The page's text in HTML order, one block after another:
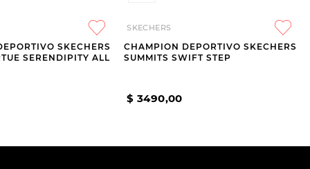
SKECHERS
SERENDIPITY ALL
SKECHERS
CHAMPION DEPORTIVO SKECHERS
SUMMITS SWIFT STEP
$ 3490,00